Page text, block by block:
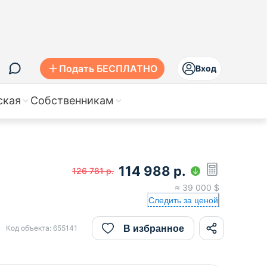
Подать БЕСПЛАТНО Вход
Собственникам
126 781 р. 114 988 р.
≈ 39 000 $
Следить за ценой
Код объекта: 655141 В избранное